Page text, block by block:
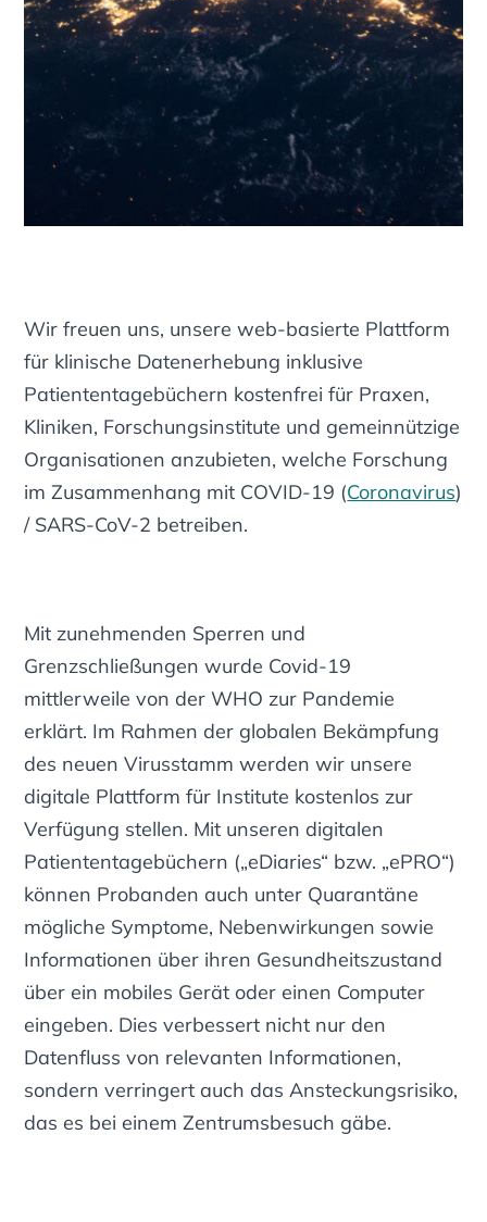
Wir freuen uns, unsere web-basierte Plattform
für klinische Datenerhebung inklusive
Patiententagebüchern kostenfrei für Praxen,
Kliniken, Forschungsinstitute und gemeinnützige
Organisationen anzubieten, welche Forschung
im Zusammenhang mit COVID-19 (Coronavirus)
/ SARS-CoV-2 betreiben.
Mit zunehmenden Sperren und
Grenzschließungen wurde Covid-19
mittlerweile von der WHO zur Pandemie
erklärt. Im Rahmen der globalen Bekämpfung
des neuen Virusstamm werden wir unsere
digitale Plattform für Institute kostenlos zur
Verfügung stellen. Mit unseren digitalen
Patiententagebüchern („eDiaries“ bzw. „ePRO“)
können Probanden auch unter Quarantäne
mögliche Symptome, Nebenwirkungen sowie
Informationen über ihren Gesundheitszustand
über ein mobiles Gerät oder einen Computer
eingeben. Dies verbessert nicht nur den
Datenfluss von relevanten Informationen,
sondern verringert auch das Ansteckungsrisiko,
das es bei einem Zentrumsbesuch gäbe.